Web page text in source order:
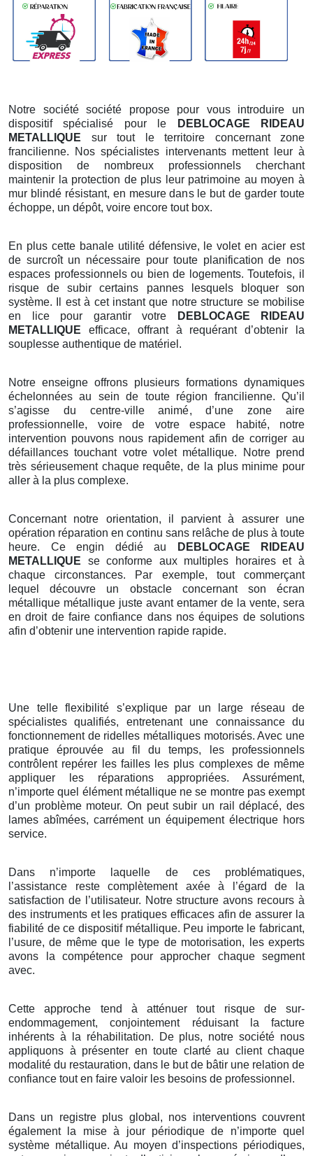
Notre société société propose pour vous introduire un
dispositif spécialisé pour le
DEBLOCAGE RIDEAU
METALLIQUE sur tout le territoire concernant zone
francilienne. Nos spécialistes intervenants mettent leur à
disposition de nombreux professionnels cherchant
maintenir la protection de plus leur patrimoine au moyen à
mur blindé résistant, en mesure dans le but de garder toute
échoppe, un dépôt, voire encore tout box.
En plus cette banale utilité défensive, le volet en acier est
de surcroît un nécessaire pour toute planification de nos
espaces professionnels ou bien de logements. Toutefois, il
risque de subir certains pannes lesquels bloquer son
système. Il est à cet instant que notre structure se mobilise
en lice pour garantir votre
DEBLOCAGE RIDEAU
METALLIQUE efficace, offrant à requérant d’obtenir la
souplesse authentique de matériel.
Notre enseigne offrons plusieurs formations dynamiques
échelonnées au sein de toute région francilienne. Qu’il
s’agisse du centre-ville animé, d’une zone aire
professionnelle, voire de votre espace habité, notre
intervention pouvons nous rapidement afin de corriger au
défaillances touchant votre volet métallique. Notre prend
très sérieusement chaque requête, de la plus minime pour
aller à la plus complexe.
Concernant notre orientation, il parvient à assurer une
opération réparation en continu sans relâche de plus à toute
heure. Ce engin dédié au
DEBLOCAGE RIDEAU
METALLIQUE se conforme aux multiples horaires et à
chaque circonstances. Par exemple, tout commerçant
lequel découvre un obstacle concernant son écran
métallique métallique juste avant entamer de la vente, sera
en droit de faire confiance dans nos équipes de solutions
afin d’obtenir une intervention rapide rapide.
Une telle flexibilité s’explique par un large réseau de
spécialistes qualifiés, entretenant une connaissance du
fonctionnement de ridelles métalliques motorisés. Avec une
pratique éprouvée au fil du temps, les professionnels
contrôlent repérer les failles les plus complexes de même
appliquer les réparations appropriées. Assurément,
n’importe quel élément métallique ne se montre pas exempt
d’un problème moteur. On peut subir un rail déplacé, des
lames abîmées, carrément un équipement électrique hors
service.
Dans n’importe laquelle de ces problématiques,
l’assistance reste complètement axée à l’égard de la
satisfaction de l’utilisateur. Notre structure avons recours à
des instruments et les pratiques efficaces afin de assurer la
fiabilité de ce dispositif métallique. Peu importe le fabricant,
l’usure, de même que le type de motorisation, les experts
avons la compétence pour approcher chaque segment
avec.
Cette approche tend à atténuer tout risque de sur-
endommagement, conjointement réduisant la facture
inhérents à la réhabilitation. De plus, notre société nous
appliquons à présenter en toute clarté au client chaque
modalité du restauration, dans le but de bâtir une relation de
confiance tout en faire valoir les besoins de professionnel.
Dans un registre plus global, nos interventions couvrent
également la mise à jour périodique de n’importe quel
système métallique. Au moyen d’inspections périodiques,